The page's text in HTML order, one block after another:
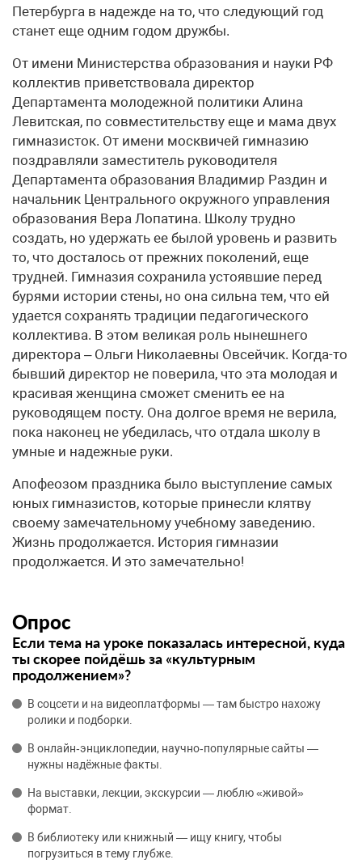
Петербурга в надежде на то, что следующий год
станет еще одним годом дружбы.
От имени Министерства образования и науки РФ
коллектив приветствовала директор
Департамента молодежной политики Алина
Левитская, по совместительству еще и мама двух
гимназисток. От имени москвичей гимназию
поздравляли заместитель руководителя
Департамента образования Владимир Раздин и
начальник Центрального окружного управления
образования Вера Лопатина. Школу трудно
создать, но удержать ее былой уровень и развить
то, что досталось от прежних поколений, еще
трудней. Гимназия сохранила устоявшие перед
бурями истории стены, но она сильна тем, что ей
удается сохранять традиции педагогического
коллектива. В этом великая роль нынешнего
директора – Ольги Николаевны Овсейчик. Когда-то
бывший директор не поверила, что эта молодая и
красивая женщина сможет сменить ее на
руководящем посту. Она долгое время не верила,
пока наконец не убедилась, что отдала школу в
умные и надежные руки.
Апофеозом праздника было выступление самых
юных гимназистов, которые принесли клятву
своему замечательному учебному заведению.
Жизнь продолжается. История гимназии
продолжается. И это замечательно!
Опрос
Если тема на уроке показалась интересной, куда
ты скорее пойдёшь за «культурным
продолжением»?
В соцсети и на видеоплатформы — там быстро нахожу
ролики и подборки.
В онлайн‑энциклопедии, научно‑популярные сайты —
нужны надёжные факты.
На выставки, лекции, экскурсии — люблю «живой»
формат.
В библиотеку или книжный — ищу книгу, чтобы
погрузиться в тему глубже.